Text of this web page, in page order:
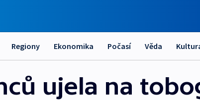
Regiony Ekonomika Počasí Věda
ujela na